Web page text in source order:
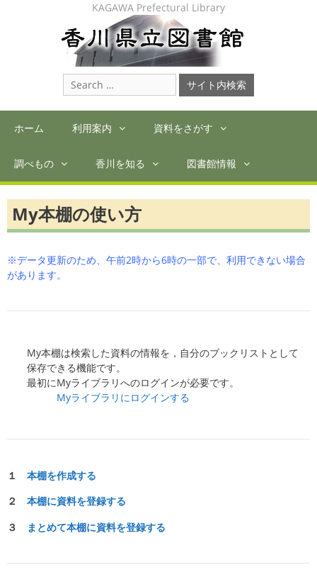
KAGAWA Prefectural Library
Search
for:
ホーム 利用案内 資料をさがす
調べもの 香川を知る 図書館情報
My本棚の使い方
※データ更新のため、午前2時から6時の一部で、利用できない場合
があります。
My本棚は検索した資料の情報を，自分のブックリストとして
保存できる機能です。
最初にMyライブラリへのログインが必要です。
Myライブラリにログインする
１ 本棚を作成する
２ 本棚に資料を登録する
３
まとめて本棚に資料を登録する